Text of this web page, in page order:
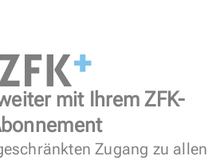
mit Ihrem ZFK-
Zugang zu allen